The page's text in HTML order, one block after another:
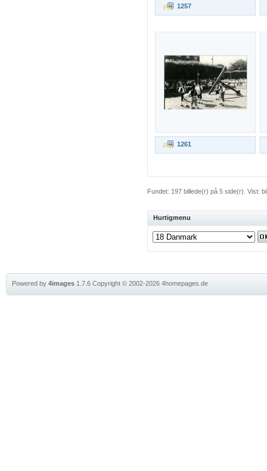
1257
1261
Fundet: 197 billede(r) på 5 side(r). Vist:
Hurtigmenu
Powered by 4images 1.7.6 Copyright © 2002-2026 4homepages.de